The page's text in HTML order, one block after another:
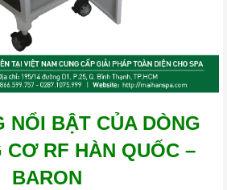
NỔI BẬT CỦA DÒNG
CƠ RF HÀN QUỐC –
BARON